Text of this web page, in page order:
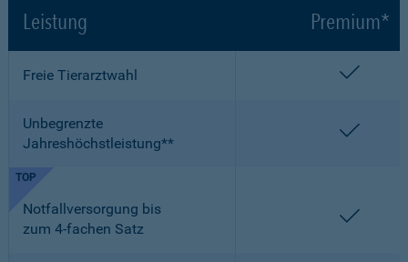
Leistung Premium*
Freie Tierarztwahl
Unbegrenzte
Jahreshöchstleistung**
Notfallversorgung bis
zum 4-fachen Satz
TOP